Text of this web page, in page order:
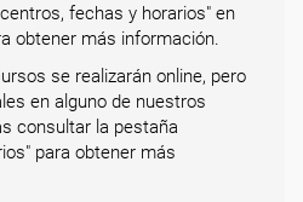
fechas y horarios" en
obtener más información.
se realizarán online, pero
en alguno de nuestros
consultar la pestaña
para obtener más